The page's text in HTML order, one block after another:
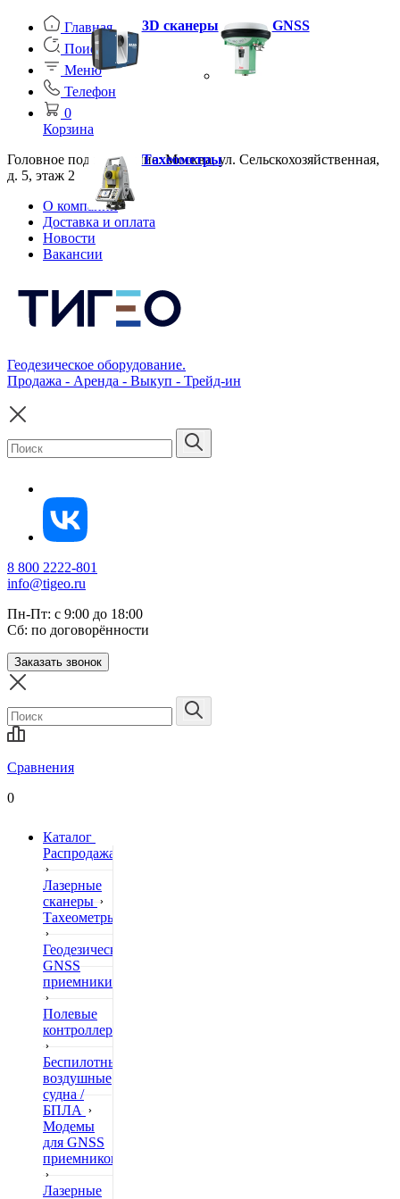
Главная
Поиск
Меню
Телефон
0
Корзина
Головное подразделение: Москва, ул. Сельскохозяйственная,
д. 5, этаж 2
О компании
Доставка и оплата
Новости
Вакансии
Геодезическое оборудование.
Продажа - Аренда - Выкуп - Трейд-ин
8 800 2222-801
info@tigeo.ru
Пн-Пт: с 9:00 до 18:00
Сб: по договорённости
Заказать звонок
Сравнения
0
Каталог
Распродажа
Лазерные
сканеры
Тахеометры
Геодезические
GNSS
приемники
Полевые
контроллеры
Беспилотные
воздушные
судна /
БПЛА
Модемы
для GNSS
приемников
Лазерные
3D сканеры GNSS
Тахеометры